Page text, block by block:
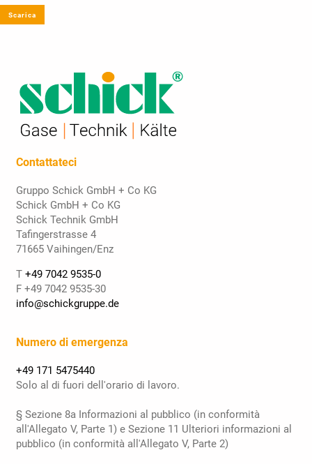
Scarica
Contattateci
Gruppo Schick GmbH + Co KG
Schick GmbH + Co KG
Schick Technik GmbH
Tafingerstrasse 4
71665 Vaihingen/Enz
T+49 7042 9535-0
F +49 7042 9535-30
info@schickgruppe.de
Numero di emergenza
+49 171 5475440
Solo al di fuori dell'orario di lavoro.
§ Sezione 8a Informazioni al pubblico (in conformità
all'Allegato V, Parte 1) e Sezione 11 Ulteriori informazioni al
pubblico (in conformità all'Allegato V, Parte 2)